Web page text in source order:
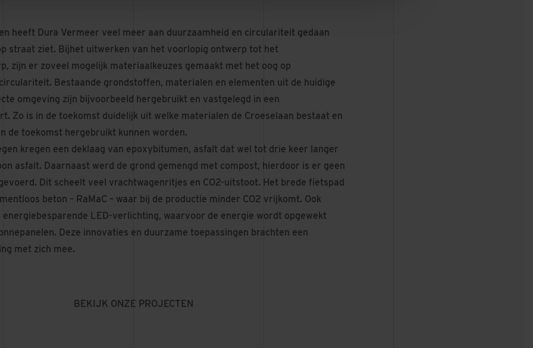
heeft Dura Vermeer veel meer aan duurzaamheid en circulariteit gedaan
straat ziet. Bijhet uitwerken van het voorlopig ontwerp tot het
zijn er zoveel mogelijk materiaalkeuzes gemaakt met het oog op
Bestaande grondstoffen, materialen en elementen uit de huidige
omgeving zijn bijvoorbeeld hergebruikt en vastgelegd in een
Zo is in de toekomst duidelijk uit welke materialen de Croeselaan bestaat en
de toekomst hergebruikt kunnen worden.
kregen een deklaag van epoxybitumen, asfalt dat wel tot drie keer langer
asfalt. Daarnaast werd de grond gemengd met compost, hierdoor is er geen
Dit scheelt veel vrachtwagenritjes en CO2-uitstoot. Het brede fietspad
beton – RaMaC – waar bij de productie minder CO2 vrijkomt. Ook
LED-verlichting, waarvoor de energie wordt opgewekt
Deze innovaties en duurzame toepassingen brachten een
met zich mee.
BEKIJK ONZE PROJECTEN